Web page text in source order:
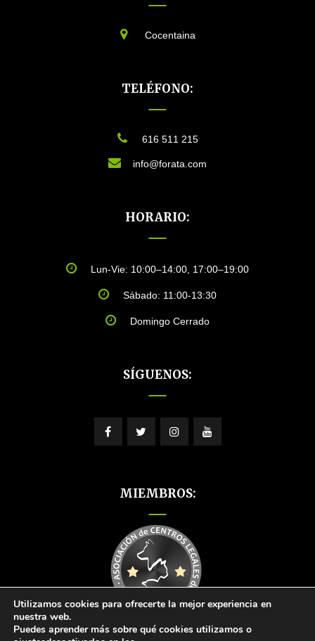
Cocentaina
TELÉFONO:
616 511 215
info@forata.com
HORARIO:
Lun-Vie: 10:00–14:00, 17:00–19:00
Sábado: 11:00-13:30
Domingo Cerrado
SÍGUENOS:
MIEMBROS:
Utilizamos cookies para ofrecerte la mejor experiencia en
nuestra web.
Puedes aprender más sobre qué cookies utilizamos o